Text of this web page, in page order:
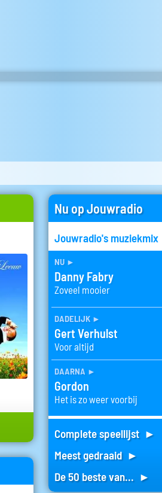
Nu op Jouwradio
Jouwradio's muziekmix
nu ►
Danny Fabry
Zoveel mooier
dadelijk ►
Gert Verhulst
Voor altijd
daarna ►
Gordon
Het is zo weer voorbij
Complete speellijst ►
Meest gedraaid ►
De 50 beste van... ►